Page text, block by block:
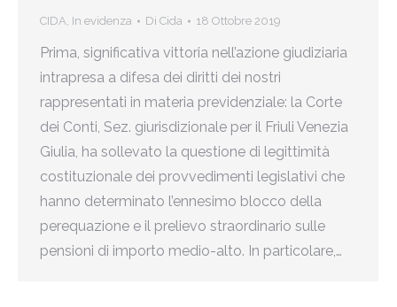
CIDA, In evidenza Di Cida 18 Ottobre 2019
Prima, significativa vittoria nell’azione giudiziaria
intrapresa a difesa dei diritti dei nostri
rappresentati in materia previdenziale: la Corte
dei Conti, Sez. giurisdizionale per il Friuli Venezia
Giulia, ha sollevato la questione di legittimità
costituzionale dei provvedimenti legislativi che
hanno determinato l’ennesimo blocco della
perequazione e il prelievo straordinario sulle
pensioni di importo medio-alto. In particolare,…